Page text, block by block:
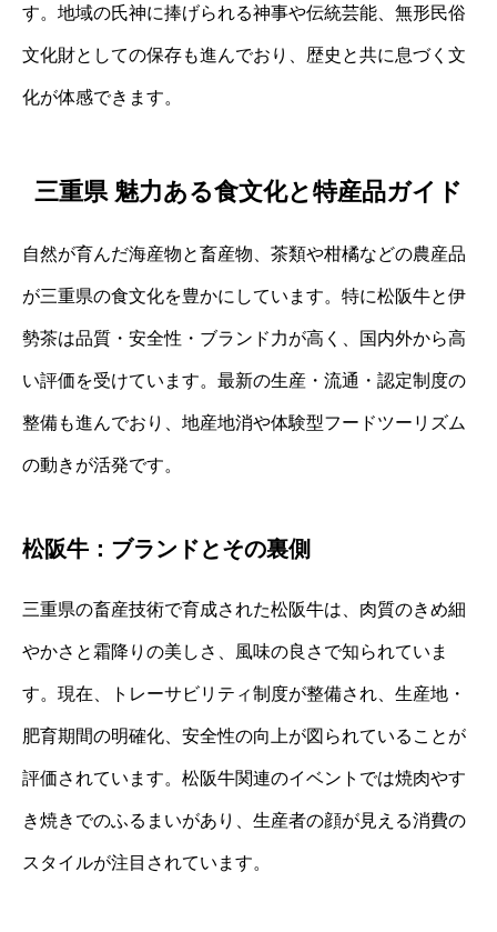
す。地域の氏神に捧げられる神事や伝統芸能、無形民俗
文化財としての保存も進んでおり、歴史と共に息づく文
化が体感できます。
三重県 魅力ある食文化と特産品ガイド
自然が育んだ海産物と畜産物、茶類や柑橘などの農産品
が三重県の食文化を豊かにしています。特に松阪牛と伊
勢茶は品質・安全性・ブランド力が高く、国内外から高
い評価を受けています。最新の生産・流通・認定制度の
整備も進んでおり、地産地消や体験型フードツーリズム
の動きが活発です。
松阪牛：ブランドとその裏側
三重県の畜産技術で育成された松阪牛は、肉質のきめ細
やかさと霜降りの美しさ、風味の良さで知られていま
す。現在、トレーサビリティ制度が整備され、生産地・
肥育期間の明確化、安全性の向上が図られていることが
評価されています。松阪牛関連のイベントでは焼肉やす
き焼きでのふるまいがあり、生産者の顔が見える消費の
スタイルが注目されています。